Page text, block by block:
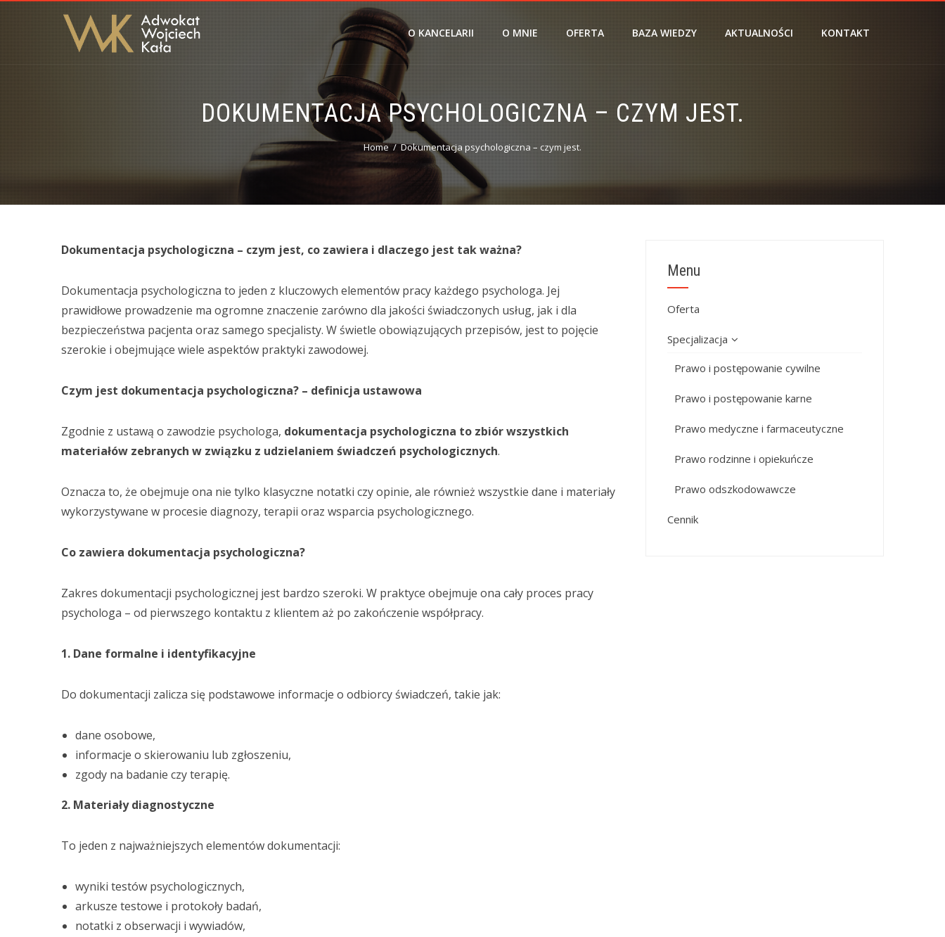
O KANCELARII O MNIE OFERTA BAZA WIEDZY AKTUALNOŚCI KONTAKT
DOKUMENTACJA PSYCHOLOGICZNA – CZYM JEST.
Home Dokumentacja psychologiczna – czym jest.
Dokumentacja psychologiczna – czym jest, co zawiera i dlaczego jest tak ważna?
Dokumentacja psychologiczna to jeden z kluczowych elementów pracy każdego psychologa. Jej
prawidłowe prowadzenie ma ogromne znaczenie zarówno dla jakości świadczonych usług, jak i dla
bezpieczeństwa pacjenta oraz samego specjalisty. W świetle obowiązujących przepisów, jest to pojęcie
szerokie i obejmujące wiele aspektów praktyki zawodowej.
Czym jest dokumentacja psychologiczna? – definicja ustawowa
Zgodnie z ustawą o zawodzie psychologa, dokumentacja psychologiczna to zbiór wszystkich
materiałów zebranych w związku z udzielaniem świadczeń psychologicznych.
Oznacza to, że obejmuje ona nie tylko klasyczne notatki czy opinie, ale również wszystkie dane i materiały
wykorzystywane w procesie diagnozy, terapii oraz wsparcia psychologicznego.
Co zawiera dokumentacja psychologiczna?
Zakres dokumentacji psychologicznej jest bardzo szeroki. W praktyce obejmuje ona cały proces pracy
psychologa – od pierwszego kontaktu z klientem aż po zakończenie współpracy.
1. Dane formalne i identyfikacyjne
Do dokumentacji zalicza się podstawowe informacje o odbiorcy świadczeń, takie jak:
dane osobowe,
informacje o skierowaniu lub zgłoszeniu,
zgody na badanie czy terapię.
2. Materiały diagnostyczne
To jeden z najważniejszych elementów dokumentacji:
wyniki testów psychologicznych,
arkusze testowe i protokoły badań,
notatki z obserwacji i wywiadów,
Menu
Oferta
Specjalizacja
Prawo i postępowanie cywilne
Prawo i postępowanie karne
Prawo medyczne i farmaceutyczne
Prawo rodzinne i opiekuńcze
Prawo odszkodowawcze
Cennik